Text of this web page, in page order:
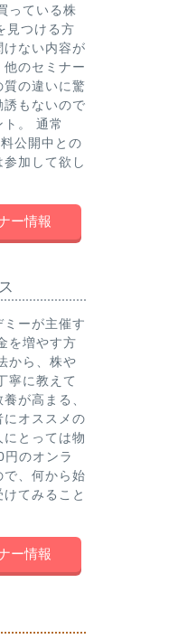
っている株
見つける方
けない内容が
のセミナー
質の違いに驚
誘もないので
。 通常
公開中との
加して欲し
ー情報
ーが主催す
を増やす方
から、株や
寧に教えて
が高まる、
にオススメの
とっては物
のオンラ
で、何から始
てみること
ー情報